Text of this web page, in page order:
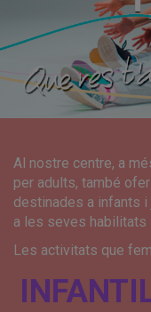
Al nostre centre, a
per adults, també
destinades a infants
a les seves
Les activitats que